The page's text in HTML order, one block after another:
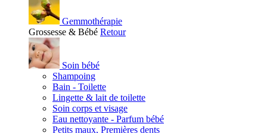
Gemmothérapie
Grossesse & Bébé Retour
Soin bébé
Shampoing
Bain - Toilette
Lingette & lait de toilette
Soin corps et visage
Eau nettoyante - Parfum bébé
Petits maux, Premières dents